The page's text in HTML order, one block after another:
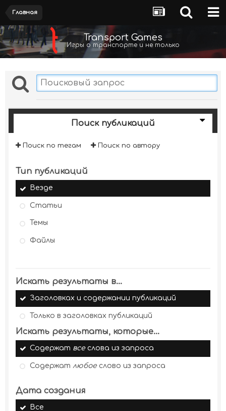
Главная
Transport Games
Игры о транспорте и не только
Поиск публикаций
Поиск по тегам Поиск по автору
Тип публикаций
Везде
Статьи
Темы
Файлы
Искать результаты в...
Заголовках и содержании публикаций
Только в заголовках публикаций
Искать результаты, которые...
Содержат всеслова из запроса
Содержат любоеслово из запроса
Дата создания
Все